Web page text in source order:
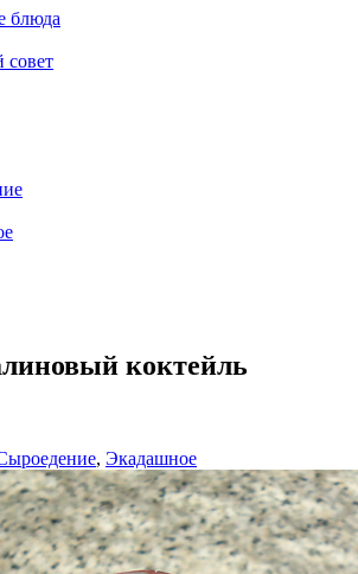
блюда
совет
коктейль
, Экадашное